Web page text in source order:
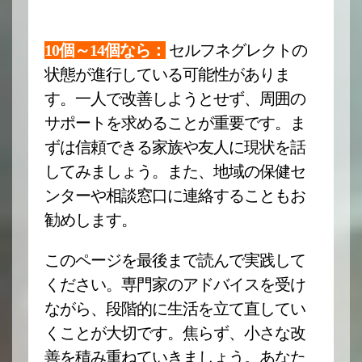
10個～14個なら： セルフネグレクトの
状態が進行している可能性がありま
す。一人で改善しようとせず、周囲の
サポートを求めることが重要です。ま
ずは信頼できる家族や友人に現状を話
してみましょう。また、地域の保健セ
ンターや相談窓口に連絡することもお
勧めします。
このページを最後まで読んで実践して
ください。専門家のアドバイスを受け
ながら、段階的に生活を立て直してい
くことが大切です。焦らず、小さな改
善を積み重ねていきましょう。あなた